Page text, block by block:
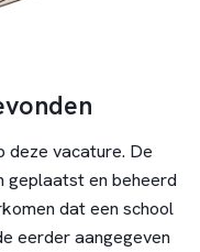
deze vacature. De
geplaatst en beheerd
dat een school
eerder aangegeven